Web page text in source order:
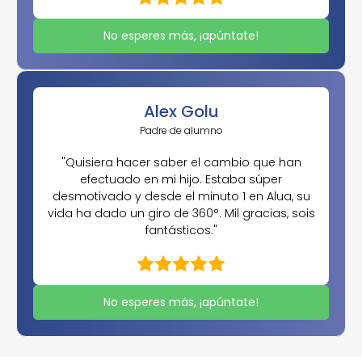
No esperes más, ¡apúntate!
Alex Golu
Padre de alumno
"Quisiera hacer saber el cambio que han
efectuado en mi hijo. Estaba súper
desmotivado y desde el minuto 1 en Alua, su
vida ha dado un giro de 360°. Mil gracias, sois
fantásticos."
No esperes más, ¡apúntate!